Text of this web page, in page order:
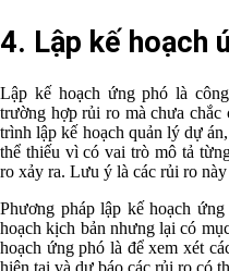
4. Lập kế hoạch
Lập kế hoạch ứng phó là
trường hợp rủi ro mà chưa chắc
trình lập kế hoạch quản lý dự
thể thiếu vì có vai trò mô tả
ro xảy ra. Lưu ý là các rủi ro
Phương pháp lập kế hoạch
hoạch kịch bản nhưng lại có
hoạch ứng phó là để xem xét